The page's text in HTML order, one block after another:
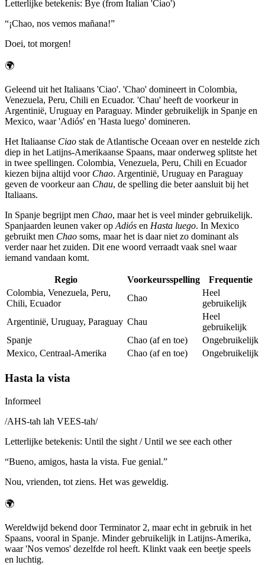
Letterlijke betekenis: Bye (from Italian 'Ciao')
“¡Chao, nos vemos mañana!”
Doei, tot morgen!
🌍
Geleend uit het Italiaans 'Ciao'. 'Chao' domineert in Colombia,
Venezuela, Peru, Chili en Ecuador. 'Chau' heeft de voorkeur in
Argentinië, Uruguay en Paraguay. Minder gebruikelijk in Spanje en
Mexico, waar 'Adiós' en 'Hasta luego' domineren.
Het Italiaanse Ciao stak de Atlantische Oceaan over en nestelde zich
diep in het Latijns-Amerikaanse Spaans, maar onderweg splitste het
in twee spellingen. Colombia, Venezuela, Peru, Chili en Ecuador
kiezen bijna altijd voor Chao. Argentinië, Uruguay en Paraguay
geven de voorkeur aan Chau, de spelling die beter aansluit bij het
Italiaans.
In Spanje begrijpt men Chao, maar het is veel minder gebruikelijk.
Spanjaarden leunen vaker op Adiós en Hasta luego. In Mexico
gebruikt men Chao soms, maar het is daar niet zo dominant als
verder naar het zuiden. Dit ene woord verraadt vaak snel waar
iemand vandaan komt.
Regio Voorkeursspelling
Frequentie
Colombia, Venezuela, Peru,
Chili, Ecuador
Chao
Heel
gebruikelijk
Argentinië, Uruguay, Paraguay Chau
Heel
gebruikelijk
Spanje
Chao (af en toe)
Ongebruikelijk
Mexico, Centraal-Amerika
Chao (af en toe) Ongebruikelijk
Hasta la vista
Informeel
/AHS-tah lah VEES-tah/
Letterlijke betekenis: Until the sight / Until we see each other
“Bueno, amigos, hasta la vista. Fue genial.”
Nou, vrienden, tot ziens. Het was geweldig.
🌍
Wereldwijd bekend door Terminator 2, maar echt in gebruik in het
Spaans, vooral in Spanje. Minder gebruikelijk in Latijns-Amerika,
waar 'Nos vemos' dezelfde rol heeft. Klinkt vaak een beetje speels
en luchtig.